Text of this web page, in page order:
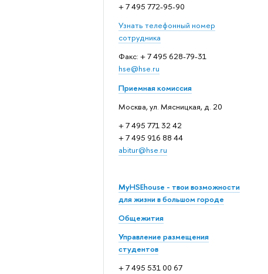
+ 7 495 772-95-90
Узнать телефонный номер
сотрудника
Факс: + 7 495 628-79-31
hse@hse.ru
Приемная комиссия
Москва, ул. Мясницкая, д. 20
+ 7 495 771 32 42
+ 7 495 916 88 44
abitur@hse.ru
MyHSEhouse - твои возможности
для жизни в большом городе
Общежития
Управление размещения
студентов
+ 7 495 531 00 67